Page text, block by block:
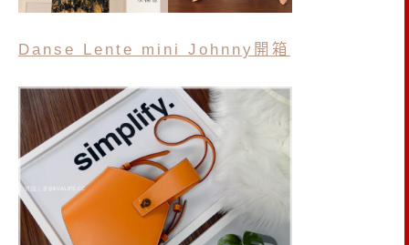
Danse Lente mini Johnny 開箱